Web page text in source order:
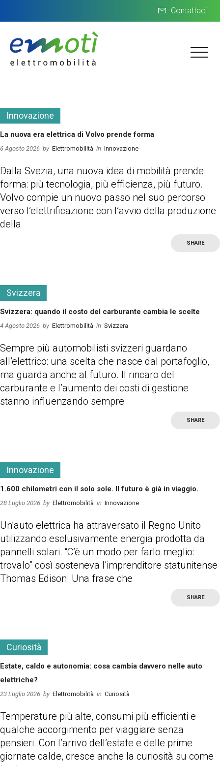
Contattaci
Innovazione
La nuova era elettrica di Volvo prende forma
6 Agosto 2026 by Elettromobilità in Innovazione
Dalla Svezia, una nuova idea di mobilità prende
forma: più tecnologia, più efficienza, più futuro.
Volvo compie un nuovo passo nel suo percorso
verso l’elettrificazione con l’avvio della produzione
della
SHARE
Svizzera
Svizzera: quando il costo del carburante cambia le scelte
4 Agosto 2026 by Elettromobilità in Svizzera
Sempre più automobilisti svizzeri guardano
all’elettrico: una scelta che nasce dal portafoglio,
ma guarda anche al futuro. Il rincaro del
carburante e l’aumento dei costi di gestione
stanno influenzando sempre
SHARE
Innovazione
1.600 chilometri con il solo sole. Il futuro è già in viaggio.
28 Luglio 2026 by Elettromobilità in Innovazione
Un’auto elettrica ha attraversato il Regno Unito
utilizzando esclusivamente energia prodotta da
pannelli solari. “C’è un modo per farlo meglio:
trovalo” così sosteneva l’imprenditore statunitense
Thomas Edison. Una frase che
SHARE
Curiosità
Estate, caldo e autonomia: cosa cambia davvero nelle auto
elettriche?
23 Luglio 2026 by Elettromobilità in Curiosità
Temperature più alte, consumi più efficienti e
qualche accorgimento per viaggiare senza
pensieri. Con l’arrivo dell’estate e delle prime
giornate calde, cresce anche la curiosità su come